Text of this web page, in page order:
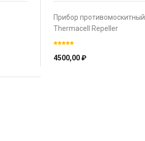
Прибор противомоскитный
Thermacell Repeller
4500,00₽